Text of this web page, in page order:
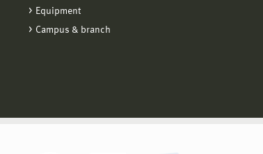
Equipment
Campus & branch